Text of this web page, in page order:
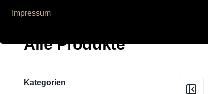
Impressum
Alle Produkte
Kategorien